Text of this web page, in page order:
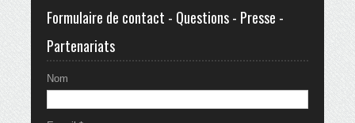
Formulaire de contact - Questions - Presse -
Partenariats
Nom